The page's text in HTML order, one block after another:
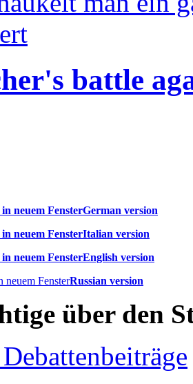
battle
German version
Italian version
English version
Russian version
über den